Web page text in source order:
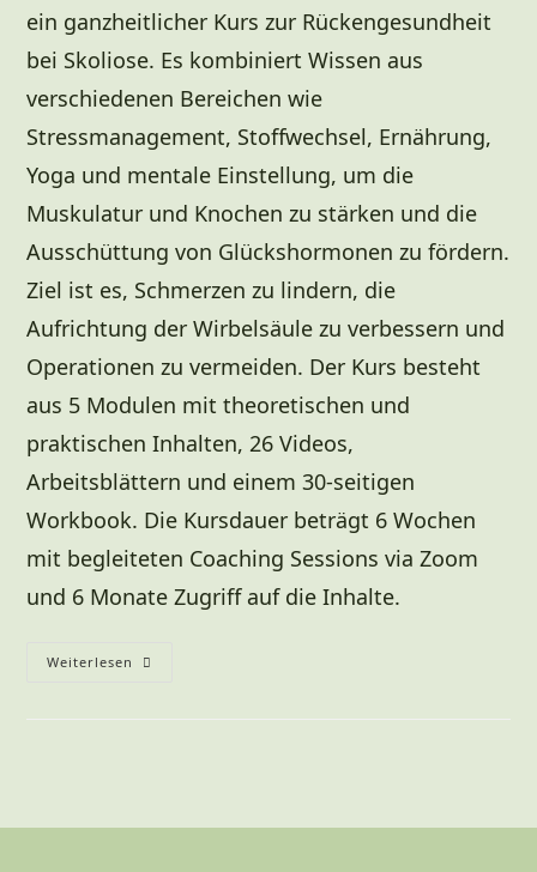
ein ganzheitlicher Kurs zur Rückengesundheit
bei Skoliose. Es kombiniert Wissen aus
verschiedenen Bereichen wie
Stressmanagement, Stoffwechsel, Ernährung,
Yoga und mentale Einstellung, um die
Muskulatur und Knochen zu stärken und die
Ausschüttung von Glückshormonen zu fördern.
Ziel ist es, Schmerzen zu lindern, die
Aufrichtung der Wirbelsäule zu verbessern und
Operationen zu vermeiden. Der Kurs besteht
aus 5 Modulen mit theoretischen und
praktischen Inhalten, 26 Videos,
Arbeitsblättern und einem 30-seitigen
Workbook. Die Kursdauer beträgt 6 Wochen
mit begleiteten Coaching Sessions via Zoom
und 6 Monate Zugriff auf die Inhalte.
Weiterlesen